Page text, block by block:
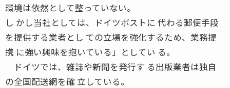
環境は依然として整っていない。
し かし当社としては、ドイツポストに 代わる郵便手段
を提供する業者とし ての立場を強化するため、業務提
携 に強い興味を抱いている」としてい る。
ドイツでは、雑誌や新聞を発行す る出版業者は独自
の全国配送網を確 立している。